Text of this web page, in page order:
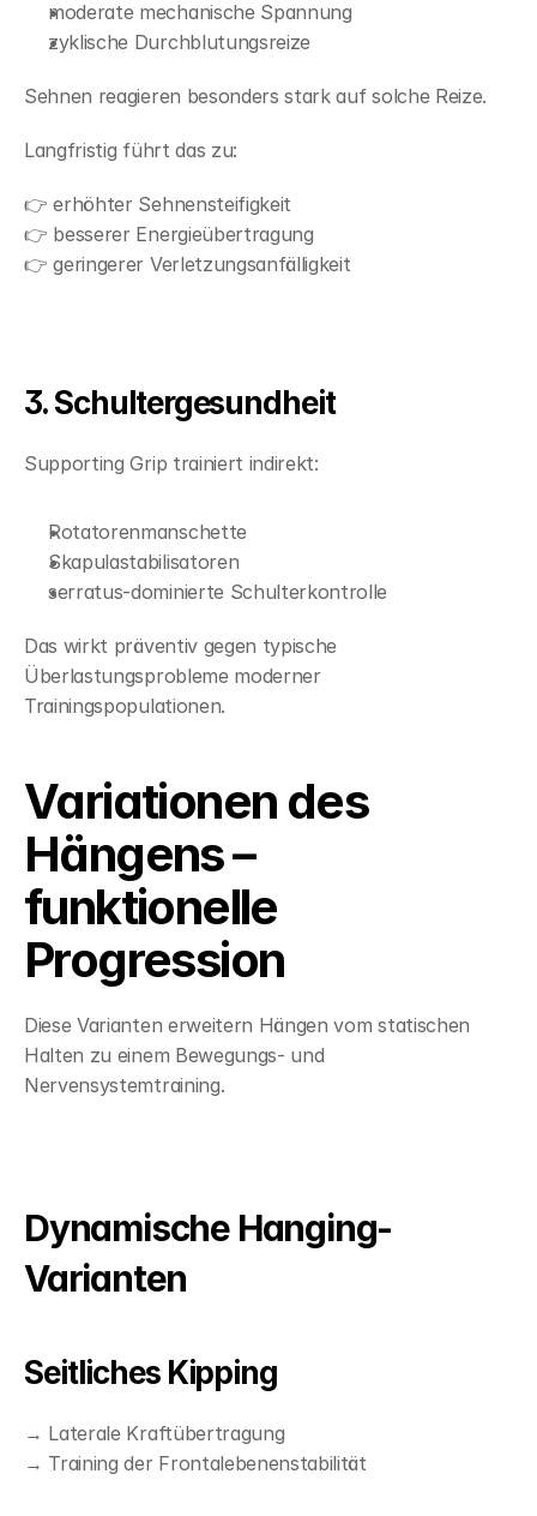
moderate mechanische Spannung
zyklische Durchblutungsreize
Sehnen reagieren besonders stark auf solche Reize.
Langfristig führt das zu:
👉 erhöhter Sehnensteifigkeit
👉 besserer Energieübertragung
👉 geringerer Verletzungsanfälligkeit
3. Schultergesundheit
Supporting Grip trainiert indirekt:
Rotatorenmanschette
Skapulastabilisatoren
serratus-dominierte Schulterkontrolle
Das wirkt präventiv gegen typische
Überlastungsprobleme moderner
Trainingspopulationen.
Variationen des
Hängens –
funktionelle
Progression
Diese Varianten erweitern Hängen vom statischen
Halten zu einem Bewegungs- und
Nervensystemtraining.
Dynamische Hanging-
Varianten
Seitliches Kipping
→ Laterale Kraftübertragung
→ Training der Frontalebenenstabilität